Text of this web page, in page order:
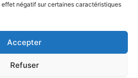
négatif sur certaines caractéristiques
Accepter
Refuser
marchésartisanaux.
en Terre de Camarguevous offre
d’authent